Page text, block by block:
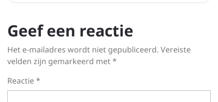
Geef een reactie
Het e-mailadres wordt niet gepubliceerd. Vereiste
velden zijn gemarkeerd met*
Reactie*